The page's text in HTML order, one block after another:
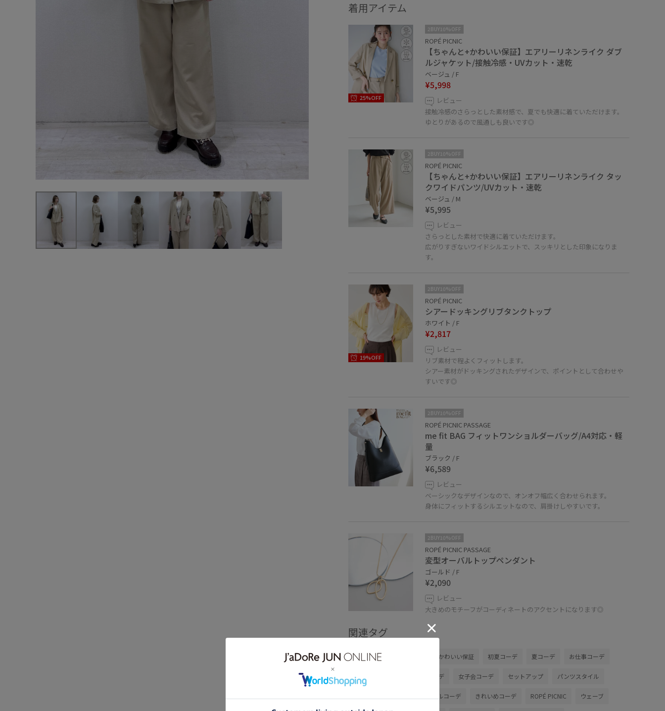
着用アイテム
25%OFF
2BUY10%OFF
ROPÉ PICNIC
【ちゃんと+かわいい保証】エアリーリネンライク ダブ
ルジャケット/接触冷感・UVカット・速乾
ベージュ / F
¥5,998
レビュー
接触冷感のさらっとした素材感で、夏でも快適に着ていただけます。
ゆとりがあるので風通しも良いです◎
2BUY10%OFF
ROPÉ PICNIC
【ちゃんと+かわいい保証】エアリーリネンライク タッ
クワイドパンツ/UVカット・速乾
ベージュ / M
¥5,995
レビュー
さらっとした素材で快適に着ていただけます。
広がりすぎないワイドシルエットで、スッキリとした印象になりま
す。
19%OFF
2BUY10%OFF
ROPÉ PICNIC
シアードッキングリブタンクトップ
ホワイト / F
¥2,817
レビュー
リブ素材で程よくフィットします。
シアー素材がドッキングされたデザインで、ポイントとして合わせや
すいです◎
2BUY10%OFF
ROPÉ PICNIC PASSAGE
me fit BAG フィットワンショルダーバッグ/A4対応・軽
量
ブラック / F
¥6,589
レビュー
ベーシックなデザインなので、オンオフ幅広く合わせられます。
身体にフィットするシルエットなので、肩掛けしやすいです。
2BUY10%OFF
ROPÉ PICNIC PASSAGE
変型オーバルトップペンダント
ゴールド / F
¥2,090
レビュー
大きめのモチーフがコーディネートのアクセントになります◎
関連タグ
関東26ss① ちゃんとプラスかわいい保証 初夏コーデ 夏コーデ お仕事コーデ
デートコーデ お出かけコーデ 女子会コーデ セットアップ パンツスタイル
カジュアルコーデ きれいめコーデ ROPÉ PICNIC ウェーブ